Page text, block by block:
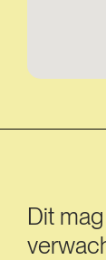
Dit